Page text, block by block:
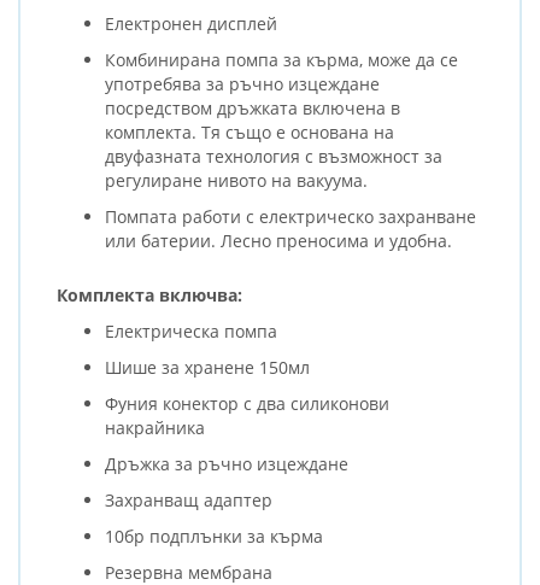
Електронен дисплей
Комбинирана помпа за кърма, може да се
употребява за ръчно изцеждане
посредством дръжката включена в
комплекта. Тя също е основана на
двуфазната технология с възможност за
регулиране нивото на вакуума.
Помпата работи с електрическо захранване
или батерии. Лесно преносима и удобна.
Комплекта включва:
Електрическа помпа
Шише за хранене 150мл
Фуния конектор с два силиконови
накрайника
Дръжка за ръчно изцеждане
Захранващ адаптер
10бр подплънки за кърма
Резервна мембрана